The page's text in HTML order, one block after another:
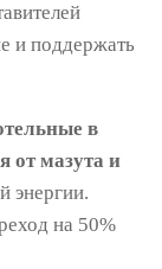
и поддержать
в
от мазута и
энергии.
на 50%